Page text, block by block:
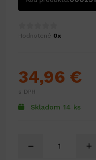
Hodnotené 0x
Skladom 14 ks
34,96 €
s DPH